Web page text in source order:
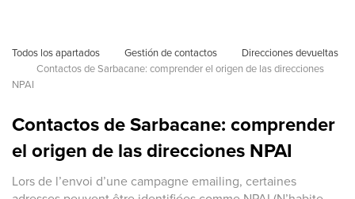
Todos los apartados Gestión de contactos
Direcciones devueltas
Contactos de Sarbacane: comprender el origen de las direcciones
NPAI
Contactos de Sarbacane: comprender
el origen de las direcciones NPAI
Lors de l’envoi d’une campagne emailing, certaines